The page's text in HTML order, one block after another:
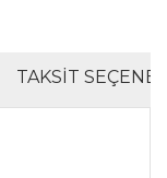
TAKSIT